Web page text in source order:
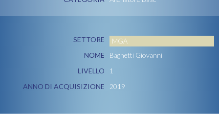
SETTORE
MGA
NOME
Bagnetti Giovanni
LIVELLO
1
ANNO DI ACQUISIZIONE
2019